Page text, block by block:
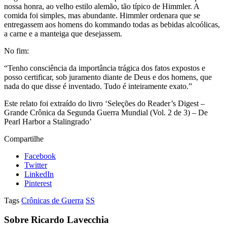
nossa honra, ao velho estilo alemão, tão típico de Himmler. A
comida foi simples, mas abundante. Himmler ordenara que se
entregassem aos homens do kommando todas as bebidas alcoólicas,
a carne e a manteiga que desejassem.
No fim:
“Tenho consciência da importância trágica dos fatos expostos e
posso certificar, sob juramento diante de Deus e dos homens, que
nada do que disse é inventado. Tudo é inteiramente exato.”
Este relato foi extraído do livro ‘Seleções do Reader’s Digest –
Grande Crônica da Segunda Guerra Mundial (Vol. 2 de 3) – De
Pearl Harbor a Stalingrado’
Compartilhe
Facebook
Twitter
LinkedIn
Pinterest
Tags Crônicas de Guerra SS
Sobre Ricardo Lavecchia